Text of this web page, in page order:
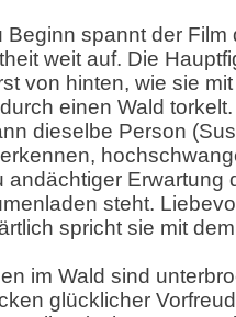
Beginn spannt der
weit auf. Die
von hinten, wie sie
einen Wald
dieselbe Person
andächtiger Erwartung
steht.
spricht sie mit
im Wald sind
glücklicher